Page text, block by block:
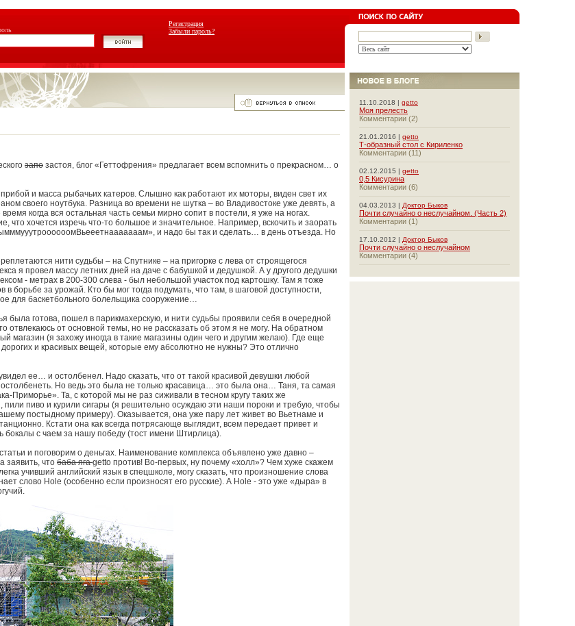
Регистрация
Забыли пароль?
запо застоя, блог «Геттофрения» предлагает всем вспомнить о прекрасном… о
и масса рыбачьих катеров. Слышно как работают их моторы, виден свет их
своего ноутбука. Разница во времени не шутка – во Владивостоке уже девять, а
когда вся остальная часть семьи мирно сопит в постели, я уже на ногах.
что хочется изречь что-то большое и значительное. Например, вскочить и заорать
и надо бы так и сделать… в день отъезда. Но
нити судьбы – на Спутнике – на пригорке с лева от строящегося
я провел массу летних дней на даче с бабушкой и дедушкой. А у другого дедушки
- метрах в 200-300 слева - был небольшой участок под картошку. Там я тоже
в борьбе за урожай. Кто бы мог тогда подумать, что там, в шаговой доступности,
для баскетбольного болельщика сооружение…
была готова, пошел в парикмахерскую, и нити судьбы проявили себя в очередной
отвлекаюсь от основной темы, но не рассказать об этом я не могу. На обратном
магазин (я захожу иногда в такие магазины один чего и другим желаю). Где еще
и красивых вещей, которые ему абсолютно не нужны? Это отлично
ее… и остолбенел. Надо сказать, что от такой красивой девушки любой
Но ведь это была не только красавица… это была она… Таня, та самая
Приморье». Та, с которой мы не раз сиживали в тесном кругу таких же
пили пиво и курили сигары (я решительно осуждаю эти наши пороки и требую, чтобы
постыдному примеру). Оказывается, она уже пару лет живет во Вьетнаме и
Кстати она как всегда потрясающе выглядит, всем передает привет и
бокалы с чаем за нашу победу (тост имени Штирлица).
и поговорим о деньгах. Наименование комплекса объявлено уже давно –
заявить, что баба ягаgetto против! Во-первых, ну почему «холл»? Чем хуже скажем
учивший английский язык в спецшколе, могу сказать, что произношение слова
слово Holе (особенно если произносят его русские). А Hole - это уже «дыра» в
11.10.2018 | getto
Моя прелесть
Комментарии (2)
21.01.2016 | getto
Т-образный стол с Кириленко
Комментарии (11)
02.12.2015 | getto
0,5 Кисурина
Комментарии (6)
04.03.2013 | Доктор Быков
Почти случайно о неслучайном. (Часть 2)
Комментарии (1)
17.10.2012 | Доктор Быков
Почти случайно о неслучайном
Комментарии (4)